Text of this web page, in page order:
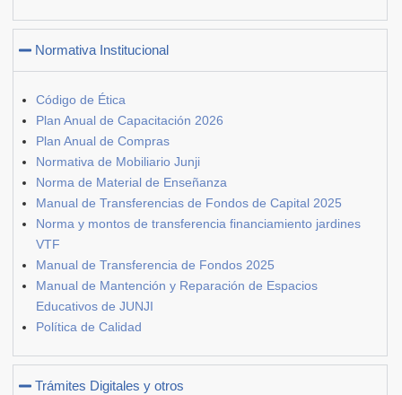
Normativa Institucional
Código de Ética
Plan Anual de Capacitación 2026
Plan Anual de Compras
Normativa de Mobiliario Junji
Norma de Material de Enseñanza
Manual de Transferencias de Fondos de Capital 2025
Norma y montos de transferencia financiamiento jardines
VTF
Manual de Transferencia de Fondos 2025
Manual de Mantención y Reparación de Espacios
Educativos de JUNJI
Política de Calidad
Trámites Digitales y otros